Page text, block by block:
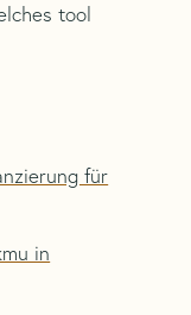
tool
für
in